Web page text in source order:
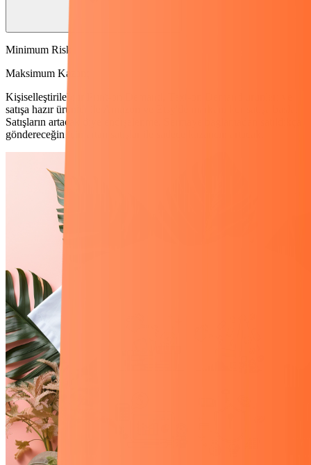
Minimum Risk
Maksimum Kazanç
Kişiselleştirilebilir Print-on Demand, Text-on Demand ürünleri ve
satışa hazır ürünler ile Amazon ve Etsy'de markanı kur satışa başla.
Satışların artacak diye endişelenme. Sermaye bağlamadan satıldıkça
göndereceğin için artan satışlar ile sadece kazancın artacak.